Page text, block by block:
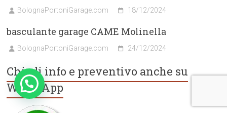
BolognaPortoniGarage.com 18/12/2024
basculante garage CAME Molinella
BolognaPortoniGarage.com 24/12/2024
Chiedi info e preventivo anche su
WhatsApp